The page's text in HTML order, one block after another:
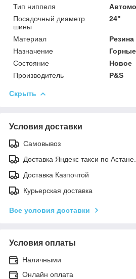
Тип ниппеля
Посадочный диаметр
шины
24"
Материал
Резина
Назначение
Состояние
Новое
Производитель
P&S
Скрыть
Условия доставки
Самовывоз
Доставка Яндекс такси по Астане.
Доставка Казпочтой
Курьерская доставка
Все условия доставки
Условия оплаты
Наличными
Онлайн оплата